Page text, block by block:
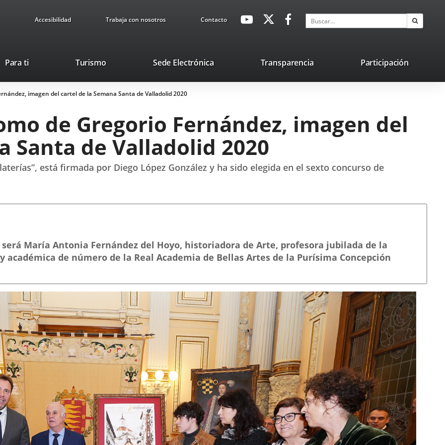
Accesibilidad Trabaja con nosotros ContactoavaHeaderSocial
Enlace
externa.
Enlace
aplicación
externa.
Enlace
aplicación
externa.
Buscar
Para ti TurismoEste
se
abrirá
ventana
nueva.
Sede ElectrónicaEnlace
una
Transparencia Participación
imagen del cartel de la Semana Santa de Valladolid 2020
de Gregorio Fernández, imagen del
Santa de Valladolid 2020
está firmada por Diego López González y ha sido elegida en el sexto concurso de
María Antonia Fernández del Hoyo, historiadora de Arte, profesora jubilada de la
académica de número de la Real Academia de Bellas Artes de la Purísima Concepción